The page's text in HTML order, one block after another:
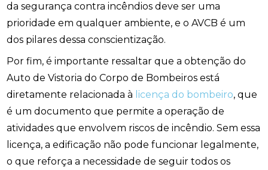
da segurança contra incêndios deve ser uma
prioridade em qualquer ambiente, e o AVCB é um
dos pilares dessa conscientização.
Por fim, é importante ressaltar que a obtenção do
Auto de Vistoria do Corpo de Bombeiros está
diretamente relacionada à licença do bombeiro, que
é um documento que permite a operação de
atividades que envolvem riscos de incêndio. Sem essa
licença, a edificação não pode funcionar legalmente,
o que reforça a necessidade de seguir todos os